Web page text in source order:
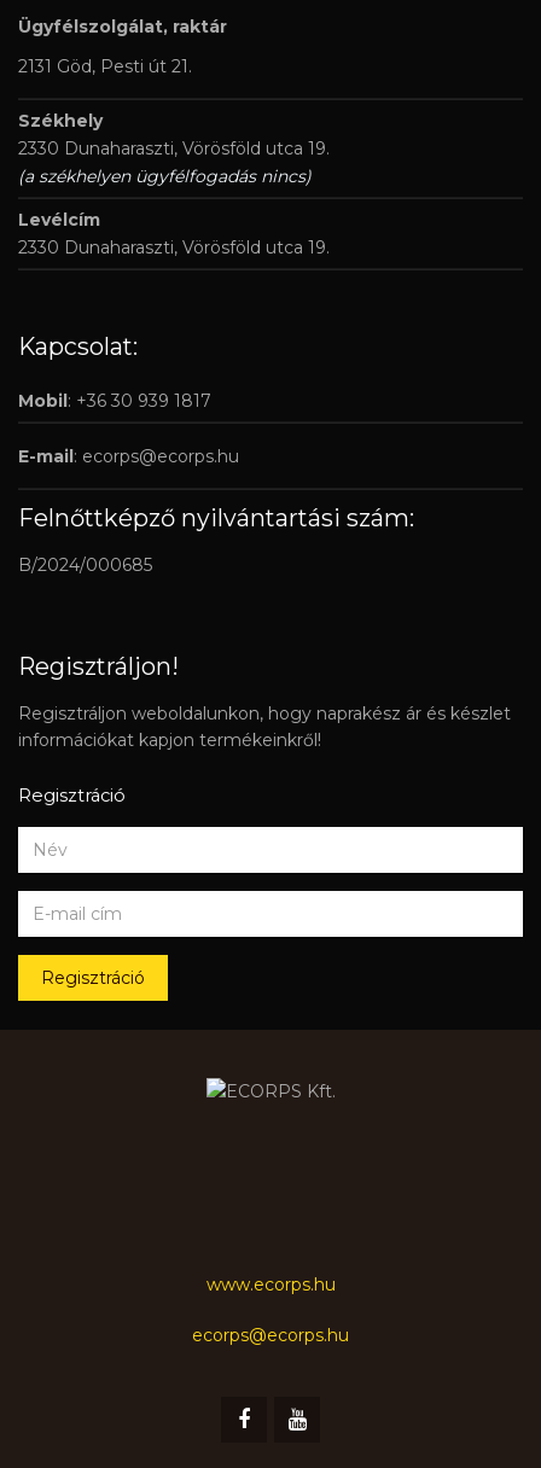
Ügyfélszolgálat, raktár
2131 Göd, Pesti út 21.
Székhely
2330 Dunaharaszti, Vörösföld utca 19.
(a székhelyen ügyfélfogadás nincs)
Levélcím
2330 Dunaharaszti, Vörösföld utca 19.
Kapcsolat:
Mobil: +36 30 939 1817
E-mail: ecorps@ecorps.hu
Felnőttképző nyilvántartási szám:
B/2024/000685
Regisztráljon!
Regisztráljon weboldalunkon, hogy naprakész ár és készlet
információkat kapjon termékeinkről!
Regisztráció
Regisztráció
www.ecorps.hu
ecorps@ecorps.hu